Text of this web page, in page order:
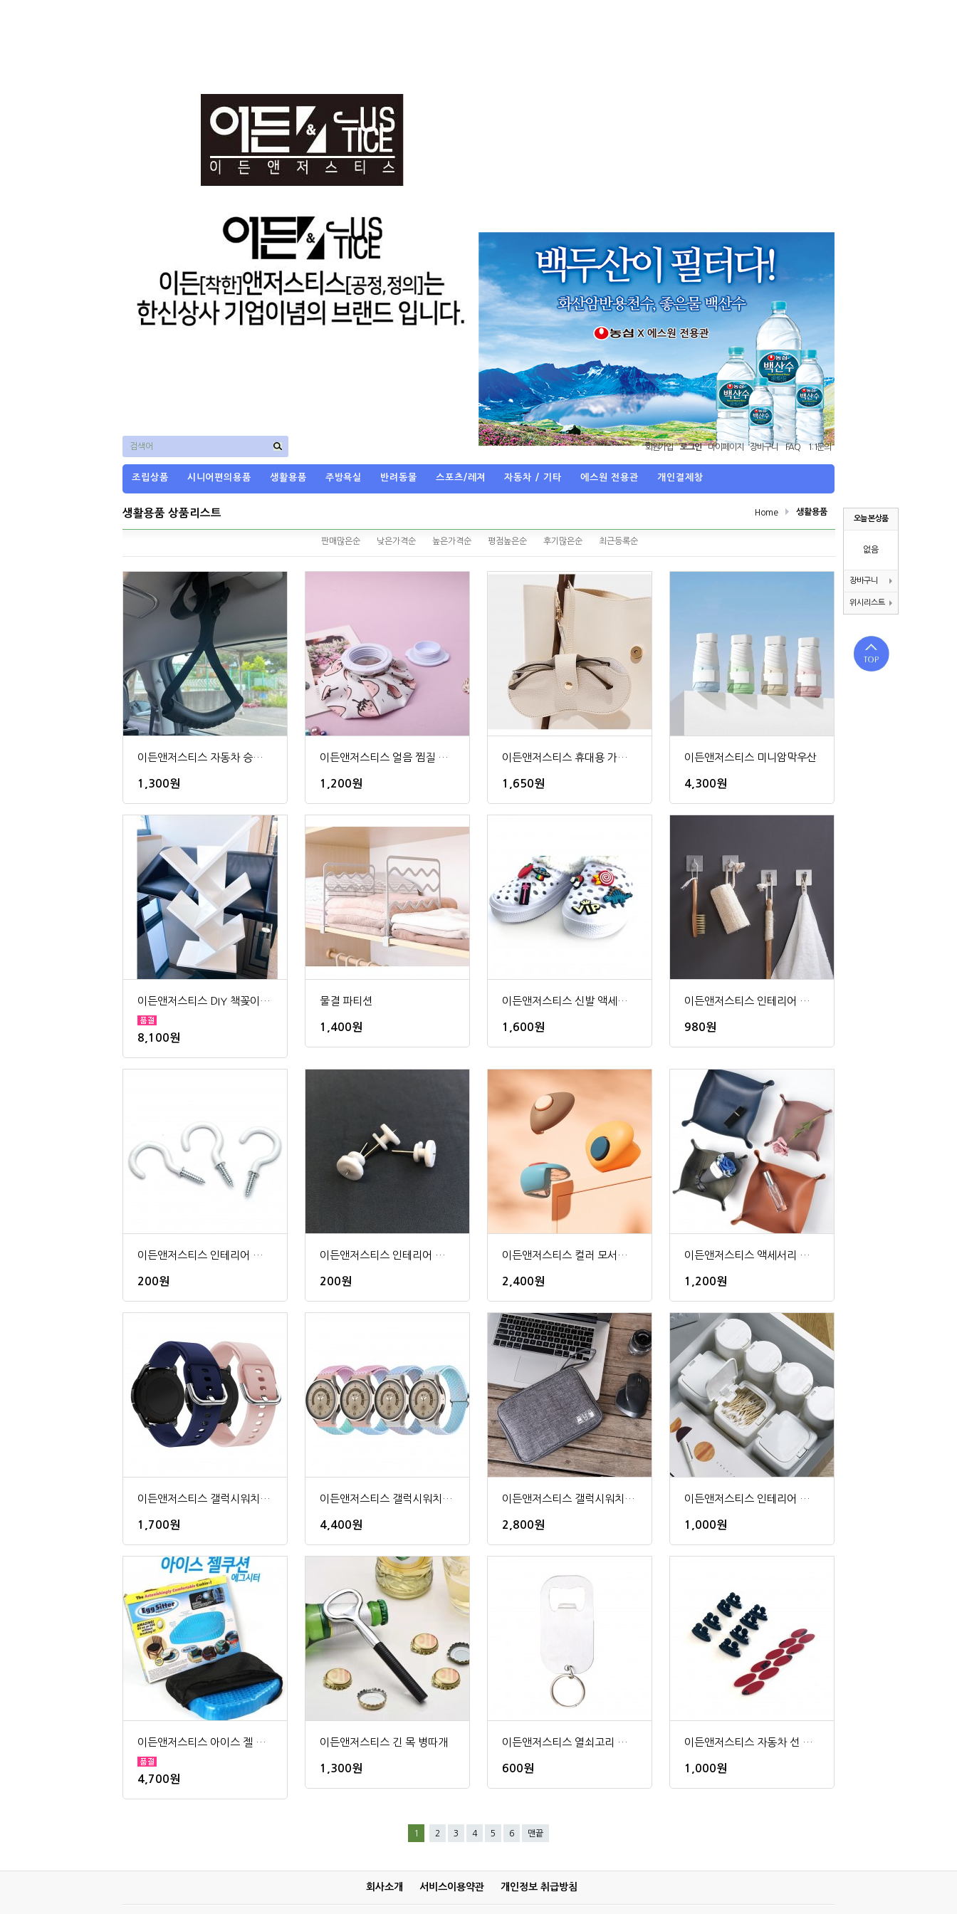
검색어 회원가입 로그인 마이페이지 장바구니 FAQ 1:1문의
조립상품 시니어편의용품 생활용품 주방욕실 반려동물 스포츠/레져 자동차 / 기타 에스원 전용관 개인결제창
오늘 본 상품
없음
장바구니
바로가기
위시리스트
바로가기
생활용품 상품리스트 Home 생활용품
판매많은순 낮은가격순 높은가격순 평점높은순 후기많은순 최근등록순
이든앤저스티스 자동차 승하차 보조 손잡이
1,300원
이든앤저스티스 얼음 찜질 주머니
1,200원
이든앤저스티스 휴대용 가죽 스트랩 안경케이스
1,650원
이든앤저스티스 미니암막우산
4,300원
이든앤저스티스 DIY 책꽂이 선반 Y형 5단
8,100원
물결 파티션
1,400원
이든앤저스티스 신발 액세서리 파츠 10P 세트
1,600원
이든앤저스티스 인테리어 스테인리스걸이10cm
980원
이든앤저스티스 인테리어 벽 고리 DIY 고리못
200원
이든앤저스티스 인테리어 벽 못 DIY
200원
이든앤저스티스 컬러 모서리 쿠션 보호대
2,400원
이든앤저스티스 액세서리 트레이 수납정리함
1,200원
이든앤저스티스 갤럭시워치 5 4 실리콘 스포츠 스트랩
1,700원
이든앤저스티스 갤럭시워치 5 4 파스텔 컬러 나일론 밴딩형 스트랩
4,400원
이든앤저스티스 갤럭시워치 스트랩 시계줄 수납 가방
2,800원
이든앤저스티스 인테리어 화장품정리대 수납정리함
1,000원
이든앤저스티스 아이스 젤 쿠션
4,700원
이든앤저스티스 긴 목 병따개
1,300원
이든앤저스티스 열쇠고리 병따개
600원
이든앤저스티스 자동차 선 케이블 클립 8P
1,000원
1 2 3 4 5 6 맨끝
회사소개 서비스이용약관 개인정보 취급방침